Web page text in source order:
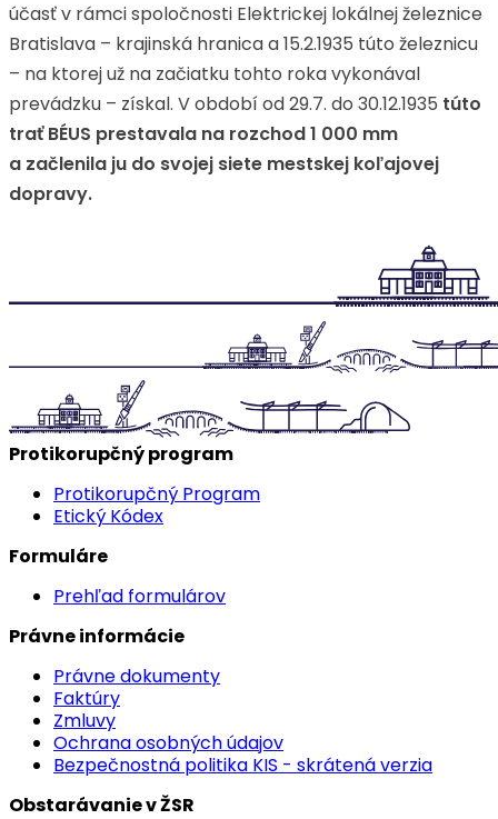
účasť v rámci spoločnosti Elektrickej lokálnej železnice
Bratislava – krajinská hranica a 15.2.1935 túto železnicu
– na ktorej už na začiatku tohto roka vykonával
prevádzku – získal. V období od 29.7. do 30.12.1935 túto
trať BÉUS prestavala na rozchod 1 000 mm
a začlenila ju do svojej siete mestskej koľajovej
dopravy.
Protikorupčný program
Protikorupčný Program
Etický Kódex
Formuláre
Prehľad formulárov
Právne informácie
Právne dokumenty
Faktúry
Zmluvy
Ochrana osobných údajov
Bezpečnostná politika KIS - skrátená verzia
Obstarávanie v ŽSR